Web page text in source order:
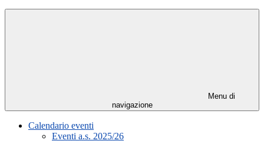
Menu di
navigazione
Calendario eventi
Eventi a.s. 2025/26